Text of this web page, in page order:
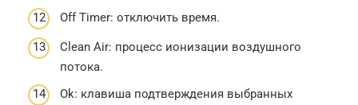
Off Timer: отключить время.
Clean Air: процесс ионизации воздушного
потока.
Ok: клавиша подтверждения выбранных